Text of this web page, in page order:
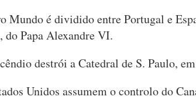
Mundo é dividido entre Portugal e
do Papa Alexandre VI.
destrói a Catedral de S. Paulo,
Unidos assumem o controlo do